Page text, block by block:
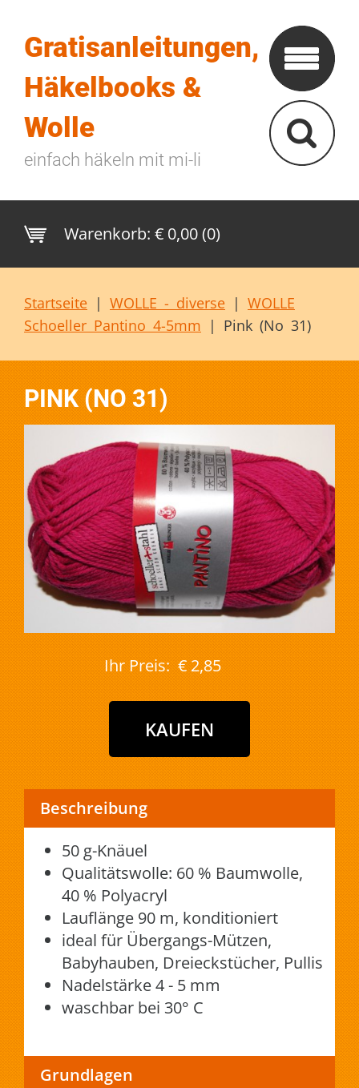
Gratisanleitungen,
Häkelbooks &
Wolle
einfach häkeln mit mi-li
Warenkorb: € 0,00 (0)
Startseite | WOLLE - diverse | WOLLE
Schoeller Pantino 4-5mm | Pink (No 31)
PINK (NO 31)
Ihr Preis: € 2,85
Beschreibung
50 g-Knäuel
Qualitätswolle: 60 % Baumwolle,
40 % Polyacryl
Lauflänge 90 m, konditioniert
ideal für Übergangs-Mützen,
Babyhauben, Dreieckstücher, Pullis
Nadelstärke 4 - 5 mm
waschbar bei 30° C
Grundlagen